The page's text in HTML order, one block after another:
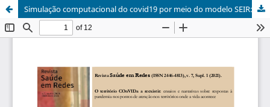
Simulação computacional do covid19 por meio do modelo SEIR: efeito do isolamento social